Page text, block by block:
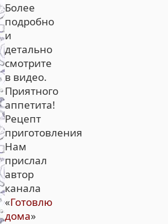
Более
подробно
и
детально
смотрите
в видео.
Приятного
аппетита!
Рецепт
приготовления
Нам
прислал
автор
канала
«Готовлю
дома»